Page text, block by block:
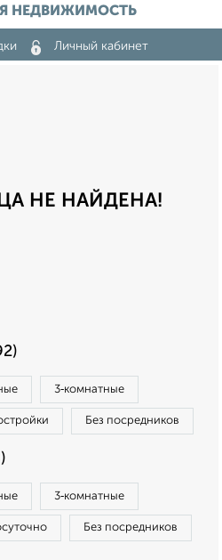
НЕДВИЖИМОСТЬ
Личный кабинет
НЕ НАЙДЕНА!
3‑комнатные
Без посредников
3‑комнатные
Без посредников